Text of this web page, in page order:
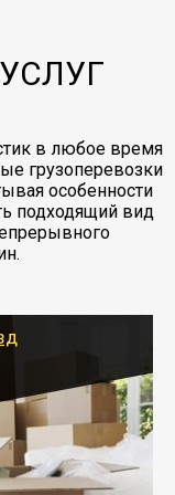
в любое время
грузоперевозки
особенности
подходящий вид